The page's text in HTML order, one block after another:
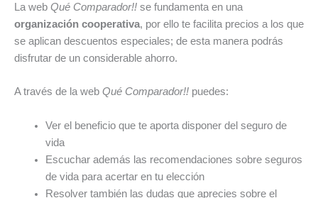
La web Qué Comparador!! se fundamenta en una
organización cooperativa, por ello te facilita precios a los que
se aplican descuentos especiales; de esta manera podrás
disfrutar de un considerable ahorro.
A través de la web Qué Comparador!! puedes:
Ver el beneficio que te aporta disponer del seguro de
vida
Escuchar además las recomendaciones sobre seguros
de vida para acertar en tu elección
Resolver también las dudas que aprecies sobre el